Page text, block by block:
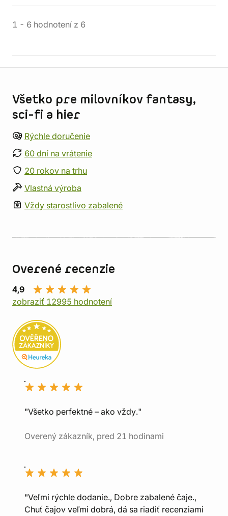
1 - 6 hodnotení z 6
Všetko pre milovníkov fantasy,
sci-fi a hier
Rýchle doručenie
60 dní na vrátenie
20 rokov na trhu
Vlastná výroba
Vždy starostlivo zabalené
Overené recenzie
4,9
zobraziť 12995 hodnotení
"Všetko perfektné – ako vždy."
Overený zákazník, pred 21 hodinami
"Veľmi rýchle dodanie., Dobre zabalené čaje.,
Chuť čajov veľmi dobrá, dá sa riadiť recenziami